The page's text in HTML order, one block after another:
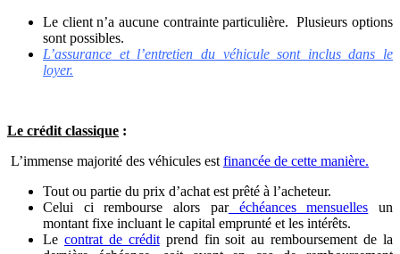
Le client n’a aucune contrainte particulière. Plusieurs options
sont possibles.
L’assurance et l’entretien du véhicule sont inclus dans le
loyer.
Le crédit classique :
L’immense majorité des véhicules est financée de cette manière.
Tout ou partie du prix d’achat est prêté à l’acheteur.
Celui ci rembourse alors paréchéances mensuelles un
montant fixe incluant le capital emprunté et les intérêts.
Le contrat de créditprend fin soit au remboursement de la